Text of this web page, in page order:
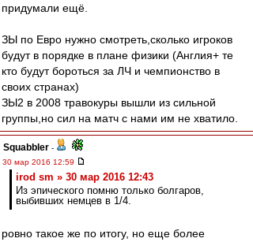
придумали ещё.
ЗЫ по Евро нужно смотреть,сколько игроков
будут в порядке в плане физики (Англия+ те
кто будут бороться за ЛЧ и чемпионство в
своих странах)
ЗЫ2 в 2008 травокуры вышли из сильной
группы,но сил на матч с нами им не хватило.
Squabbler -
30 мар 2016 12:59
irod sm » 30 мар 2016 12:43
Из эпического помню только болгаров,
выбивших немцев в 1/4.
ровно такое же по итогу, но еще более